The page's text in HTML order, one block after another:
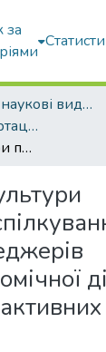
за
Навчальні та наукові видання
Автореферати дисертацій та дисертації
Формування культури професійного спілкування у майбутніх менеджерів зовнішньоекономічної діяльності засобами інтерактивних технологій